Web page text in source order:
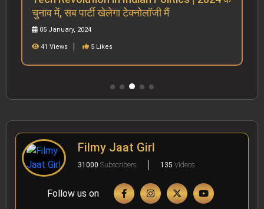
चुनाव में, सब पार्टी खेलेगा टेक्नोलॉजी मैं
05 January, 2024
41 Views 5 Likes
Filmy Jaat Girl
31000 Subscribers 135 Videos
Follow us on